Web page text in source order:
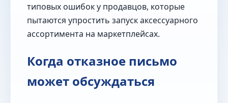
типовых ошибок у продавцов, которые
пытаются упростить запуск аксессуарного
ассортимента на маркетплейсах.
Когда отказное письмо
может обсуждаться